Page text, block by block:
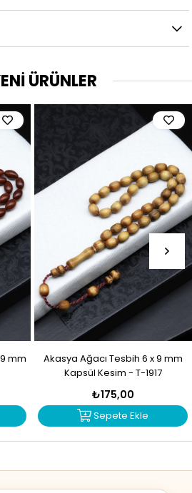
ÜRÜNLER
mm
Akasya Ağacı Tesbih 6 x 9 mm
Kapsül Kesim - T-1917
₺175,00
Sepete Ekle